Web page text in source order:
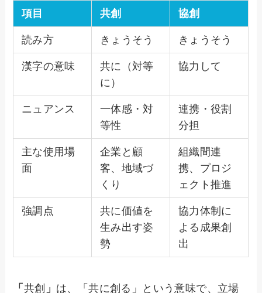
項目 共創 協創
読み方 きょうそう きょうそう
漢字の意味
共に（対等
に）
協力して
ニュアンス
一体感・対
等性
連携・役割
分担
主な使用場
面
企業と顧
客、地域づ
くり
組織間連
携、プロジ
ェクト推進
強調点
共に価値を
生み出す姿
勢
協力体制に
よる成果創
出
「 共創 」 は、「共に創る」という意味で、立場